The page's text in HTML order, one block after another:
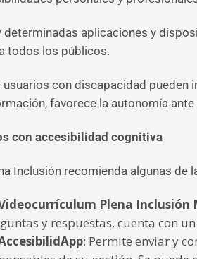
determinadas aplicaciones y
todos los públicos.
usuarios con discapacidad pueden
favorece la autonomía
con accesibilidad cognitiva
Inclusión recomienda algunas de
Plena Inclusión
y respuestas, cuenta con
: Permite enviar y